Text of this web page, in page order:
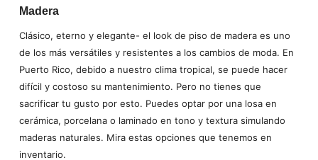
Madera
Clásico, eterno y elegante- el look de piso de madera es uno
de los más versátiles y resistentes a los cambios de moda. En
Puerto Rico, debido a nuestro clima tropical, se puede hacer
difícil y costoso su mantenimiento. Pero no tienes que
sacrificar tu gusto por esto. Puedes optar por una losa en
cerámica, porcelana o laminado en tono y textura simulando
maderas naturales. Mira estas opciones que tenemos en
inventario.